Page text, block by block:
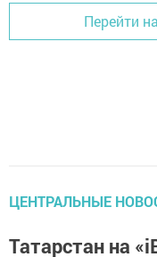
Перейти
ЦЕНТРАЛЬНЫЕ
Татарстан на